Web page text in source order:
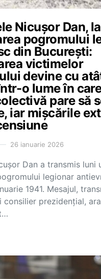
Nicușor Dan, la
pogromului
din București:
victimelor
devine cu
o lume în
pare să
iar mișcările
26 ianuarie 2026
Dan a transmis luni
legionar
1941. Mesajul,
consilier prezidențial,